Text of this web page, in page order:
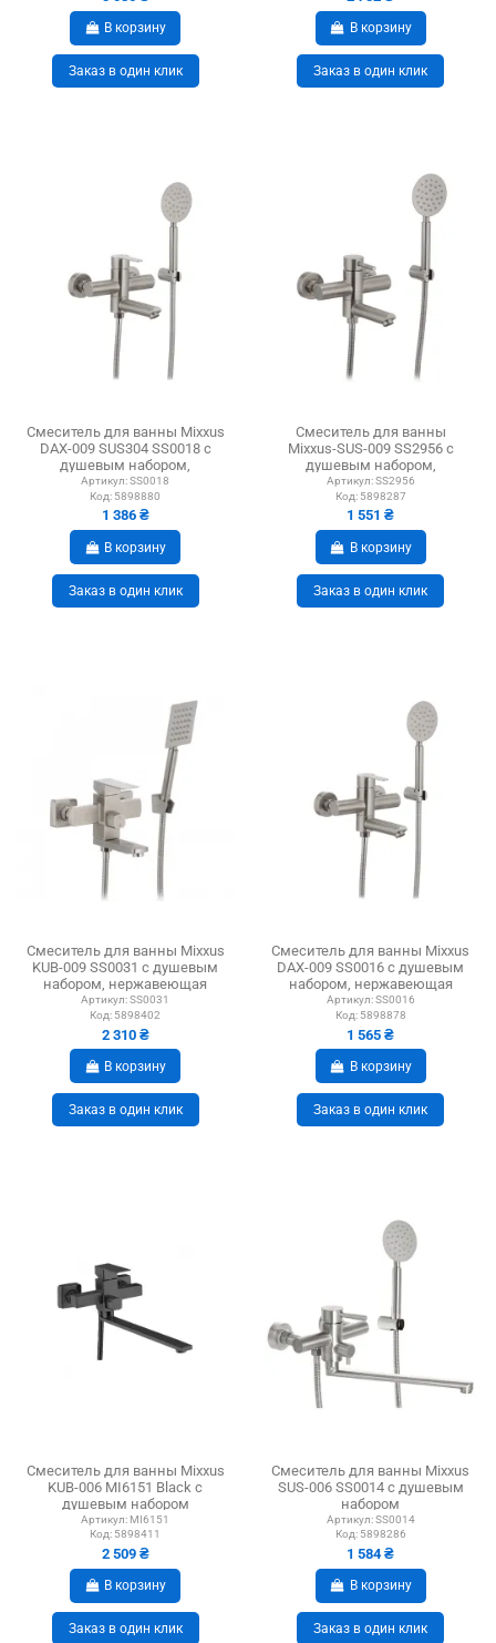
В корзину
Заказ в один клик
В корзину
Заказ в один клик
Смеситель для ванны Mixxus
DAX-009 SUS304 SS0018 с
душевым набором,
нержавеющая сталь
Артикул:SS0018
Код: 5898880
1 386 ₴
В корзину
Заказ в один клик
Смеситель для ванны
Mixxus-SUS-009 SS2956 с
душевым набором,
нержавеющая сталь
Артикул:SS2956
Код: 5898287
1 551 ₴
В корзину
Заказ в один клик
Смеситель для ванны Mixxus
KUB-009 SS0031 с душевым
набором, нержавеющая
сталь
Артикул:SS0031
Код: 5898402
2 310 ₴
В корзину
Заказ в один клик
Смеситель для ванны Mixxus
DAX-009 SS0016 с душевым
набором, нержавеющая
сталь
Артикул:SS0016
Код: 5898878
1 565 ₴
В корзину
Заказ в один клик
Смеситель для ванны Mixxus
KUB-006 MI6151 Black с
душевым набором
Артикул: MI6151
Код: 5898411
2 509 ₴
В корзину
Заказ в один клик
Смеситель для ванны Mixxus
SUS-006 SS0014 с душевым
набором
Артикул:SS0014
Код: 5898286
1 584 ₴
В корзину
Заказ в один клик